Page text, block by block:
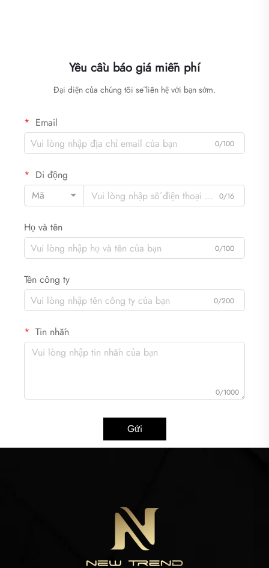
Yêu cầu báo giá miễn phí
Đại diện của chúng tôi sẽ liên hệ với bạn sớm.
Email
0/100
Di động
Mã
0/16
Họ và tên
0/100
Tên công ty
0/200
Tin nhắn
0/1000
Gửi